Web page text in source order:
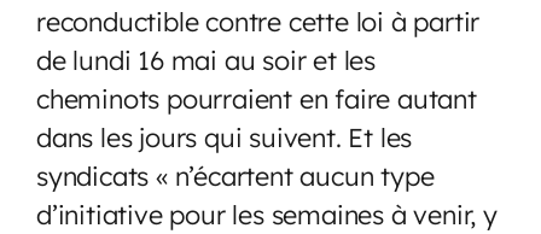
reconductible contre cette loi à partir
de lundi 16 mai au soir et les
cheminots pourraient en faire autant
dans les jours qui suivent. Et les
syndicats « n’écartent aucun type
d’initiative pour les semaines à venir, y